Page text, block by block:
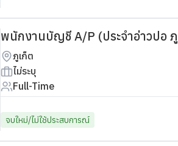
พนักงานบัญชี A/P (ประจำอ่าวปอ
ภูเก็ต
ไม่ระบุ
Full-Time
จบใหม่/ไม่ใช้ประสบการณ์